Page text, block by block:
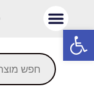
פתח סרגל נגישות